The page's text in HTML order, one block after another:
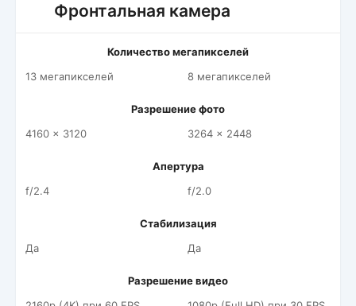
Фронтальная камера
Количество мегапикселей
13 мегапикселей
8 мегапикселей
Разрешение фото
4160 x 3120
3264 x 2448
Апертура
f/2.4
f/2.0
Стабилизация
Да
Да
Разрешение видео